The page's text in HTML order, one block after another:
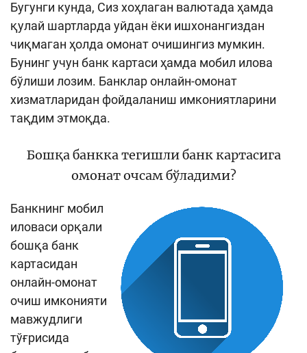
Интерактив хизматлар
Фотогалерея
Лойиҳа ҳақида
Кенгайтирилган қидирув
Сайт харитаси
Бугунги кунда, Сиз хоҳлаган валютада ҳамда
қулай шартларда уйдан ёки ишхонангиздан
чиқмаган ҳолда омонат очишингиз мумкин.
Бунинг учун банк картаси ҳамда мобил илова
бўлиши лозим. Банклар онлайн-омонат
хизматларидан фойдаланиш имкониятларини
тақдим этмоқда.
Бошқа банкка тегишли банк картасига
омонат очсам бўладими?
Банкнинг мобил
иловаси орқали
бошқа банк
картасидан
онлайн-омонат
очиш имконияти
мавжудлиги
тўғрисида